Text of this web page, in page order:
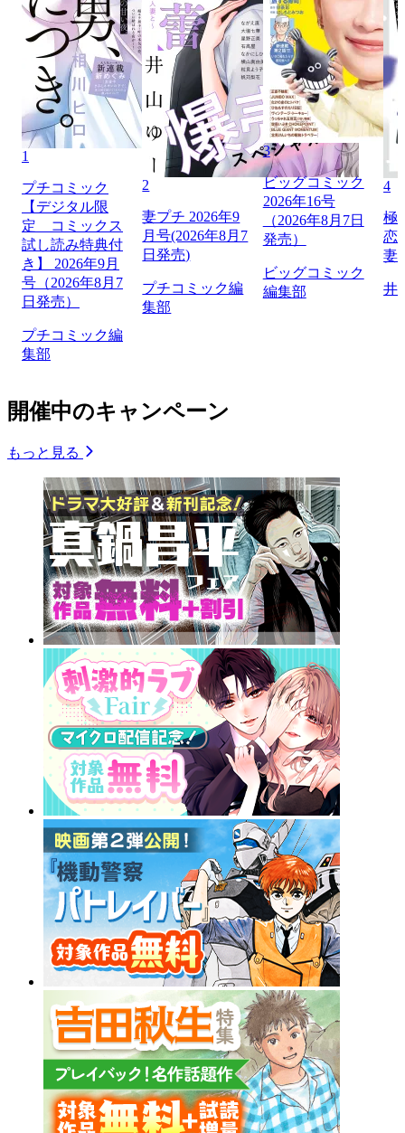
1
プチコミック
【デジタル限
定 コミックス
試し読み特典付
き】 2026年9月
号（2026年8月7
日発売）
プチコミック編
集部
2
妻プチ 2026年9
月号(2026年8月7
日発売)
プチコミック編
集部
3
ビッグコミック
2026年16号
（2026年8月7日
発売）
ビッグコミック
編集部
4
極
恋
妻
井
開催中のキャンペーン
もっと見る